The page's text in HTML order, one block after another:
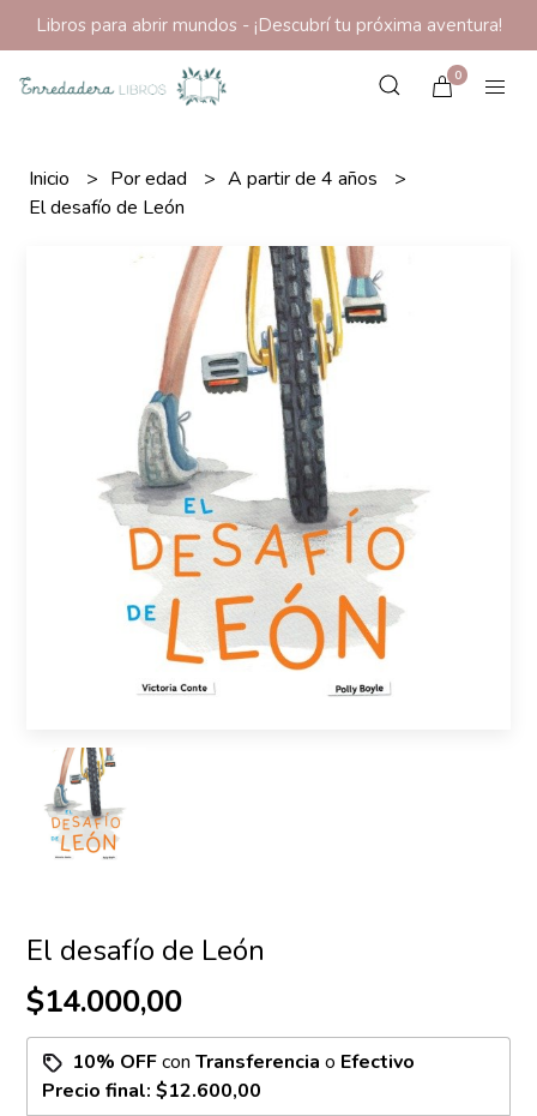
Libros para abrir mundos - ¡Descubrí tu próxima aventura!
0
Inicio Por edad
A partir de 4 años
El desafío de León
El desafío de León
$14.000,00
10% OFFconTransferencia o Efectivo
Precio final:$12.600,00